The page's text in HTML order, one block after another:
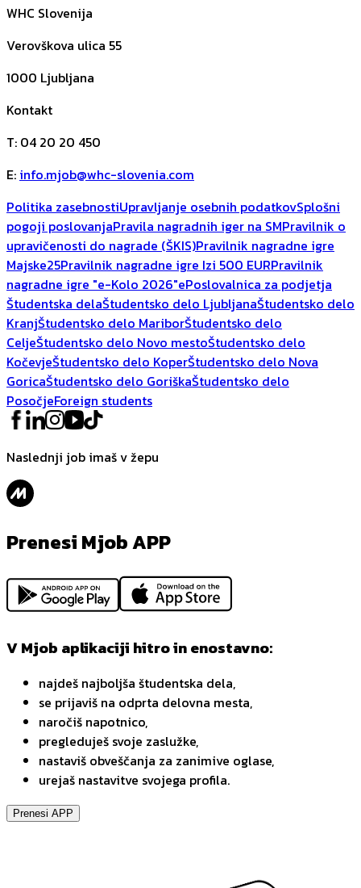
WHC Slovenija
Verovškova ulica 55
1000 Ljubljana
Kontakt
T: 04 20 20 450
E: info.mjob@whc-slovenia.com
Politika zasebnostiUpravljanje osebnih podatkovSplošni
pogoji poslovanjaPravila nagradnih iger na SMPravilnik o
upravičenosti do nagrade (ŠKIS)Pravilnik nagradne igre
Majske25Pravilnik nagradne igre Izi 500 EURPravilnik
nagradne igre "e-Kolo 2026"ePoslovalnica za podjetja
Študentska delaŠtudentsko delo LjubljanaŠtudentsko delo
KranjŠtudentsko delo MariborŠtudentsko delo
CeljeŠtudentsko delo Novo mestoŠtudentsko delo
KočevjeŠtudentsko delo KoperŠtudentsko delo Nova
GoricaŠtudentsko delo GoriškaŠtudentsko delo
PosočjeForeign students
Naslednji job imaš v žepu
Prenesi Mjob APP
V Mjob aplikaciji hitro in enostavno:
najdeš najboljša študentska dela,
se prijaviš na odprta delovna mesta,
naročiš napotnico,
pregleduješ svoje zaslužke,
nastaviš obveščanja za zanimive oglase,
urejaš nastavitve svojega profila.
Prenesi APP